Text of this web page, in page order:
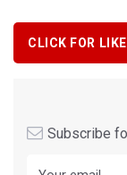
CLICK FOR
Subscribe